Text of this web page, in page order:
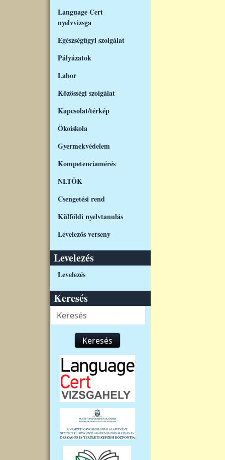
Language Cert
nyelvvizsga
Egészségügyi szolgálat
Pályázatok
Labor
Közösségi szolgálat
Kapcsolat/térkép
Ökoiskola
Gyermekvédelem
Kompetenciamérés
NLTÖK
Csengetési rend
Külföldi nyelvtanulás
Levelezős verseny
Levelezés
Levelezés
Keresés
Keresés
Keresés